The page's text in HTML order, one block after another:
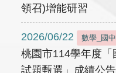
領召)增能研習
2026/06/22 數學_國中
桃園市114學年度「
試題甄選」成績公告